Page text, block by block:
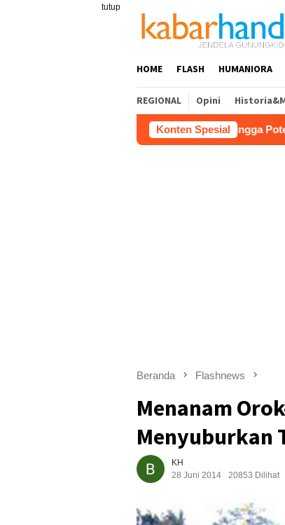
tutup
HOME FLASH HUMANIORA
REGIONAL Opini
Konten Spesial
Bahas Akses Jalan hingga Potensi Pariwisata
Beranda Flashnews
Menanam
Menyuburkan
KH
28 Juni 2014
20853 Dilihat